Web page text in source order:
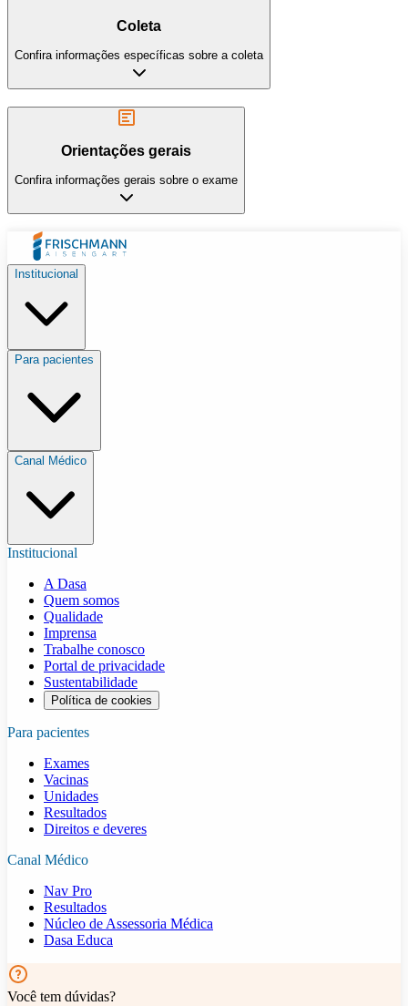
Coleta
Confira informações específicas sobre a coleta
Orientações gerais
Confira informações gerais sobre o exame
Institucional
Para pacientes
Canal Médico
Institucional
A Dasa
Quem somos
Qualidade
Imprensa
Trabalhe conosco
Portal de privacidade
Sustentabilidade
Política de cookies
Para pacientes
Exames
Vacinas
Unidades
Resultados
Direitos e deveres
Canal Médico
Nav Pro
Resultados
Núcleo de Assessoria Médica
Dasa Educa
Você tem dúvidas?